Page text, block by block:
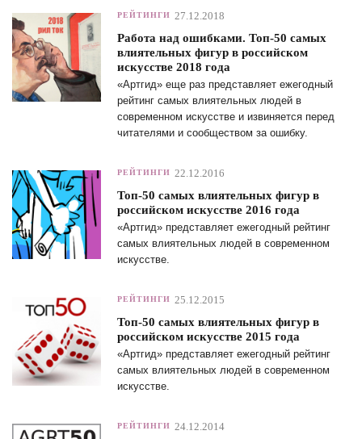
РЕЙТИНГИ 27.12.2018
Работа над ошибками. Топ-50 самых
влиятельных фигур в российском
искусстве 2018 года
«Артгид» еще раз представляет ежегодный
рейтинг самых влиятельных людей в
современном искусстве и извиняется перед
читателями и сообществом за ошибку.
РЕЙТИНГИ 22.12.2016
Топ-50 самых влиятельных фигур в
российском искусстве 2016 года
«Артгид» представляет ежегодный рейтинг
самых влиятельных людей в современном
искусстве.
РЕЙТИНГИ 25.12.2015
Топ-50 самых влиятельных фигур в
российском искусстве 2015 года
«Артгид» представляет ежегодный рейтинг
самых влиятельных людей в современном
искусстве.
РЕЙТИНГИ 24.12.2014